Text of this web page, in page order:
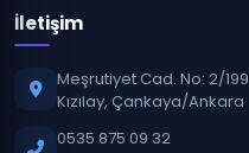
İletişim
Meşrutiyet Cad. No: 2/199
Kızılay, Çankaya/Ankara
0535 875 09 32